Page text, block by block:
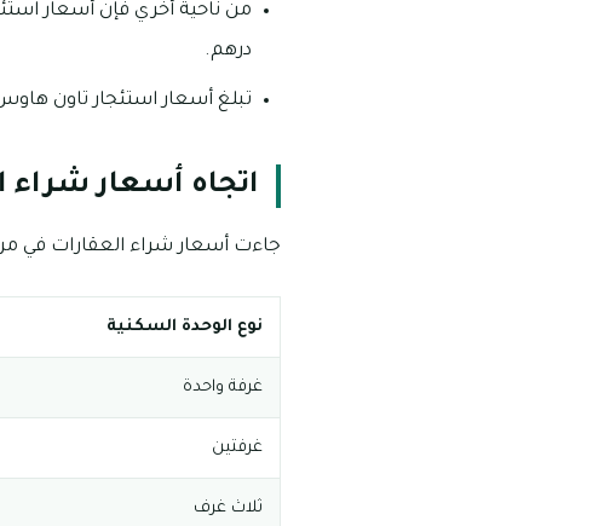
درهم.
تبلغ أسعار استئجار تاون هاوس الأربعة غرف
اتجاه أسعار
جاءت أسعار شراء العقارات في
نوع الوحدة السكنية
غرفة واحدة
غرفتين
ثلاث غرف